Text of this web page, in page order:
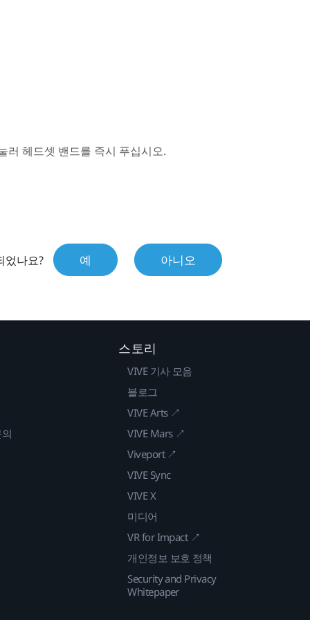
러 헤드셋 밴드를 즉시 푸십시오.
었나요? 예 아니오
스토리
VIVE 기사 모음
블로그
VIVE Arts ↗
VIVE Mars ↗
Viveport ↗
VIVE Sync
VIVE X
미디어
VR for Impact ↗
개인정보 보호 정책
Security and Privacy
Whitepaper